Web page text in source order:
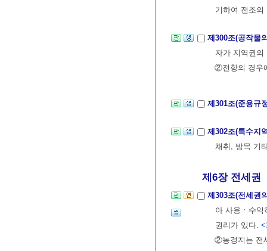
기하여 전조
제300조(공작물
자가 지역권
②전항의 경우
제301조(준용규
제302조(특수지
채취, 방목 기
제6장 전세권
제303조(전세권
아 사용ㆍ수
권리가 있다. <
②농경지는 전